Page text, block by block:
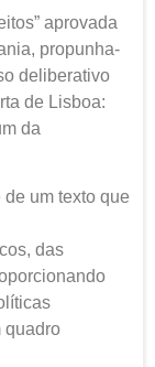
aprovada
propunha-
deliberativo
de Lisboa:
da
um texto que
das
quadro